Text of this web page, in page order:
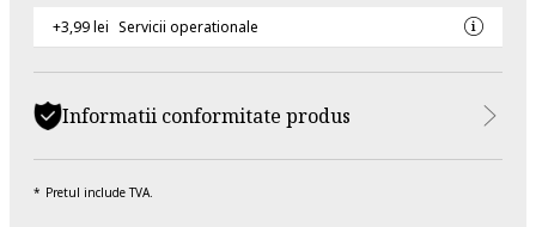
+3,99 lei Servicii operationale
Informatii conformitate produs
Pretul include TVA.